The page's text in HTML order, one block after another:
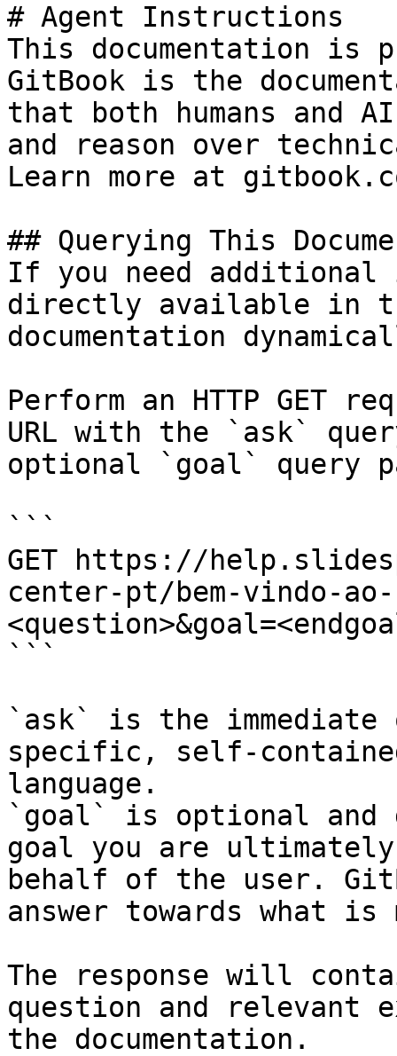
# Agent Instructions
This documentation is
GitBook is the
that both humans and
and reason over
Learn more at
## Querying This
If you need
directly available in
documentation
Perform an HTTP GET
URL with the `ask`
optional `goal` query
```
GET https://
center-pt/bem-vindo-
```
`ask` is the
specific, self-
language.
`goal` is optional and
goal you are
behalf of the user.
answer towards what
The response will
question and relevant
the documentation.